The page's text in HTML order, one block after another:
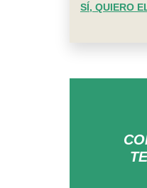
SÍ, QUIERO